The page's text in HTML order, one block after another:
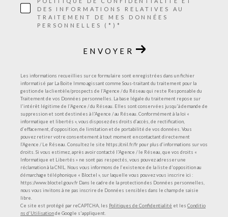
DES INFORMATIONS RELATIVES AU
TRAITEMENT DE MES DONNÉES
PERSONNELLES (*)*
ENVOYER
Les informations recueillies sur ce formulaire sont enregistrées dans un fichier
informatisé par La Boite Immo agissant comme Sous-traitant du traitement pour la
gestion de la clientèle/prospects de l'Agence / du Réseau qui reste Responsable du
Traitement de vos Données personnelles. La base légale du traitement repose sur
l'intérêt légitime de l'Agence / du Réseau. Elles sont conservées jusqu'à demande de
suppression et sont destinées à l'Agence / au Réseau. Conformément à la loi «
informatique et libertés », vous disposez des droits d’accès, de rectification,
d’effacement, d’opposition, de limitation et de portabilité de vos données. Vous
pouvez retirer votre consentement à tout moment en contactant directement
l’Agence / Le Réseau. Consultez le site https://cnil.fr/fr pour plus d’informations sur vos
droits. Si vous estimez, après avoir contacté l'Agence / le Réseau, que vos droits «
Informatique et Libertés » ne sont pas respectés, vous pouvez adresser une
réclamation à la CNIL. Nous vous informons de l’existence de la liste d'opposition au
démarchage téléphonique « Bloctel », sur laquelle vous pouvez vous inscrire ici :
https://www.bloctel.gouv.fr Dans le cadre de la protection des Données personnelles,
nous vous invitons à ne pas inscrire de Données sensibles dans le champ de saisie
libre.
Ce site est protégé par reCAPTCHA, les Politiques de Confidentialité et les Conditio
ns d'Utilisationde Google s'appliquent.